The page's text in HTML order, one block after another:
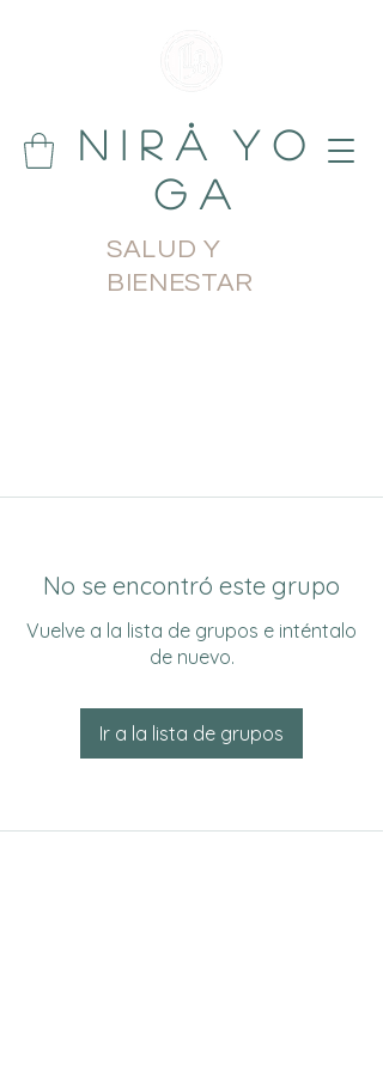
N i r å Y o
g a
SALUD Y
BIENESTAR
No se encontró este grupo
Vuelve a la lista de grupos e inténtalo
de nuevo.
Ir a la lista de grupos